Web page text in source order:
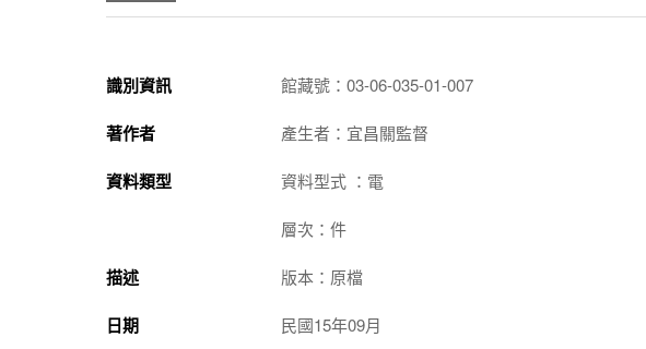
識別資訊 館藏號：03-06-035-01-007
著作者 產生者：宜昌關監督
資料類型 資料型式 ：電
層次：件
描述 版本：原檔
日期 民國15年09月